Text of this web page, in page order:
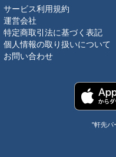
サービス利用規約
運営会社
特定商取引法に基づく表記
個人情報の取り扱いについて
お問い合わせ
"軒先パ